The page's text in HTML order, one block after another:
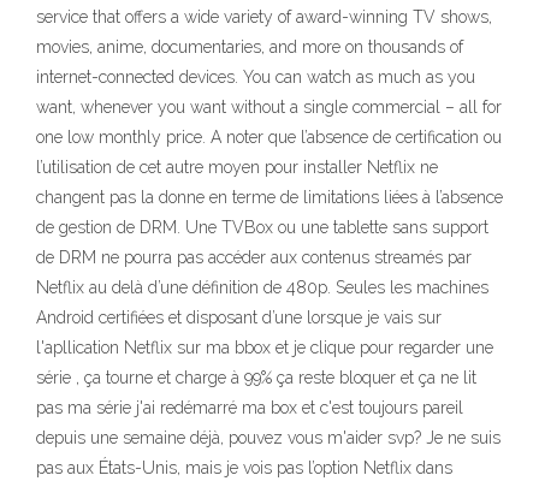
service that offers a wide variety of award-winning TV shows,
movies, anime, documentaries, and more on thousands of
internet-connected devices. You can watch as much as you
want, whenever you want without a single commercial – all for
one low monthly price. A noter que l’absence de certification ou
l’utilisation de cet autre moyen pour installer Netflix ne
changent pas la donne en terme de limitations liées à l’absence
de gestion de DRM. Une TVBox ou une tablette sans support
de DRM ne pourra pas accéder aux contenus streamés par
Netflix au delà d’une définition de 480p. Seules les machines
Android certifiées et disposant d’une lorsque je vais sur
l'apllication Netflix sur ma bbox et je clique pour regarder une
série , ça tourne et charge à 99% ça reste bloquer et ça ne lit
pas ma série j'ai redémarré ma box et c'est toujours pareil
depuis une semaine déjà, pouvez vous m'aider svp? Je ne suis
pas aux États-Unis, mais je vois pas l’option Netflix dans